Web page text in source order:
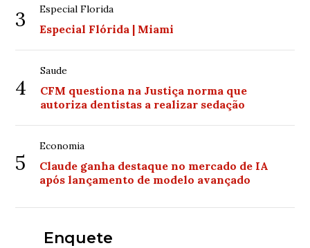
3 Especial Florida
Especial Flórida | Miami
4
Saude
CFM questiona na Justiça norma que
autoriza dentistas a realizar sedação
5
Economia
Claude ganha destaque no mercado de IA
após lançamento de modelo avançado
Enquete